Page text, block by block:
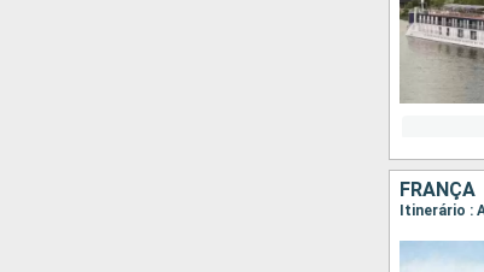
FRANÇA